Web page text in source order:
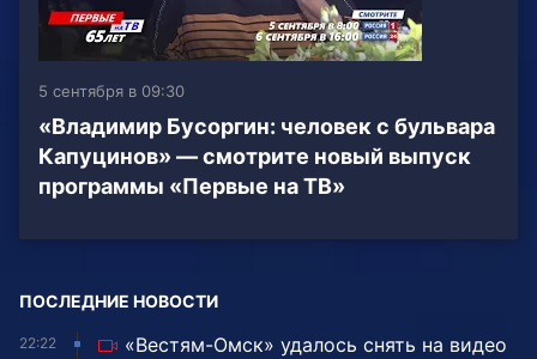
5 сентября в 09:30
«Владимир Бусоргин: человек с бульвара
Капуцинов» — смотрите новый выпуск
программы «Первые на ТВ»
ПОСЛЕДНИЕ НОВОСТИ
22:22
«Вестям-Омск» удалось снять на видео